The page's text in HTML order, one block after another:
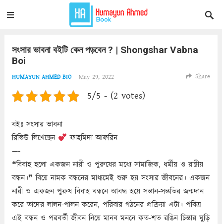
সংসার ভাবনা বইটি কেন পড়বেন ? | Shongshar Vabna
Boi
HUMAYUN AHMED BIO May 29, 2022 Share
5/5 - (2 votes)
বইঃ সংসার ভাবনা
রিভিউ লিখেছেন
ফাহমিদা আফরিন
—-
❝বিবাহ হলো একজন নারী ও পুরুষের মধ্যে সামাজিক, ধর্মীয় ও রাষ্ট্রীয়
বন্ধন।❞ বিয়ে নামক বন্ধনের মাধ্যমেই শুরু হয় সংসার জীবনের। একজন
নারী ও একজন পুরুষ বিবাহ বন্ধনে আবদ্ধ হয়ে সন্তান-সন্ততির জন্মদান
করে তাদের লালন-পালন করেন, পরিবার গঠনের প্রক্রিয়া এটা। পবিত্র
এই বন্ধন ও পরবর্তী জীবন নিয়ে মানব মননে কত-শত রঙিন চিন্তার ঘুড়ি